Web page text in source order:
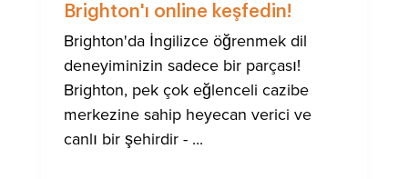
Brighton'ı online keşfedin!
Brighton'da İngilizce öğrenmek dil
deneyiminizin sadece bir parçası!
Brighton, pek çok eğlenceli cazibe
merkezine sahip heyecan verici ve
canlı bir şehirdir - ...